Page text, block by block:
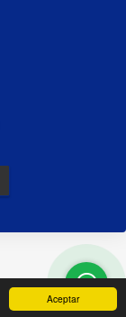
Aceptar